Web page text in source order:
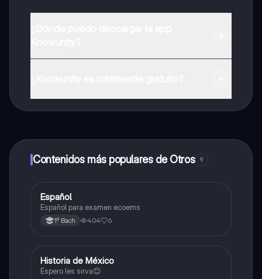
a determinadas funciones.
Contenidos más populares de Otros 9
Otros
Español
Español para examen ecoems
1º Bach 404 6
Otros
Historia de México
Espero les sirva😊